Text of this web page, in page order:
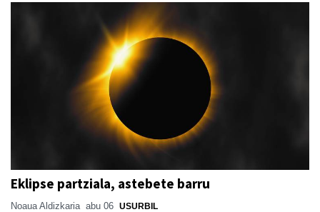
Eklipse partziala, astebete barru
Noaua Aldizkaria abu 06 USURBIL